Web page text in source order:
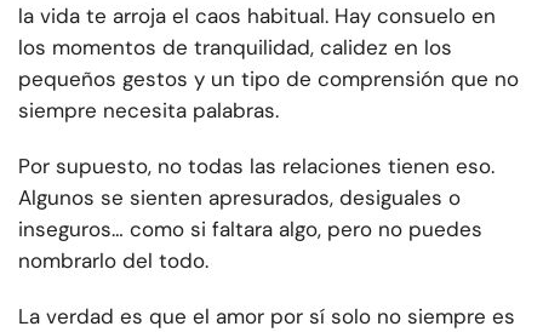
la vida te arroja el caos habitual. Hay consuelo en
los momentos de tranquilidad, calidez en los
pequeños gestos y un tipo de comprensión que no
siempre necesita palabras.
Por supuesto, no todas las relaciones tienen eso.
Algunos se sienten apresurados, desiguales o
inseguros… como si faltara algo, pero no puedes
nombrarlo del todo.
La verdad es que el amor por sí solo no siempre es